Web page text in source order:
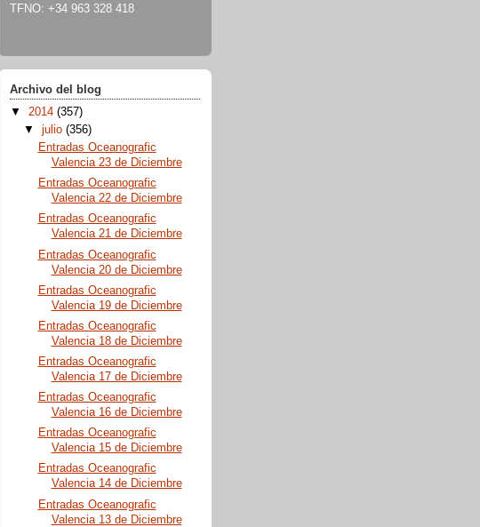
TFNO: +34 963 328 418
Archivo del blog
▼ 2014 (357)
▼julio(356)
Entradas Oceanografic
Valencia 23 de Diciembre
Entradas Oceanografic
Valencia 22 de Diciembre
Entradas Oceanografic
Valencia 21 de Diciembre
Entradas Oceanografic
Valencia 20 de Diciembre
Entradas Oceanografic
Valencia 19 de Diciembre
Entradas Oceanografic
Valencia 18 de Diciembre
Entradas Oceanografic
Valencia 17 de Diciembre
Entradas Oceanografic
Valencia 16 de Diciembre
Entradas Oceanografic
Valencia 15 de Diciembre
Entradas Oceanografic
Valencia 14 de Diciembre
Entradas Oceanografic
Valencia 13 de Diciembre